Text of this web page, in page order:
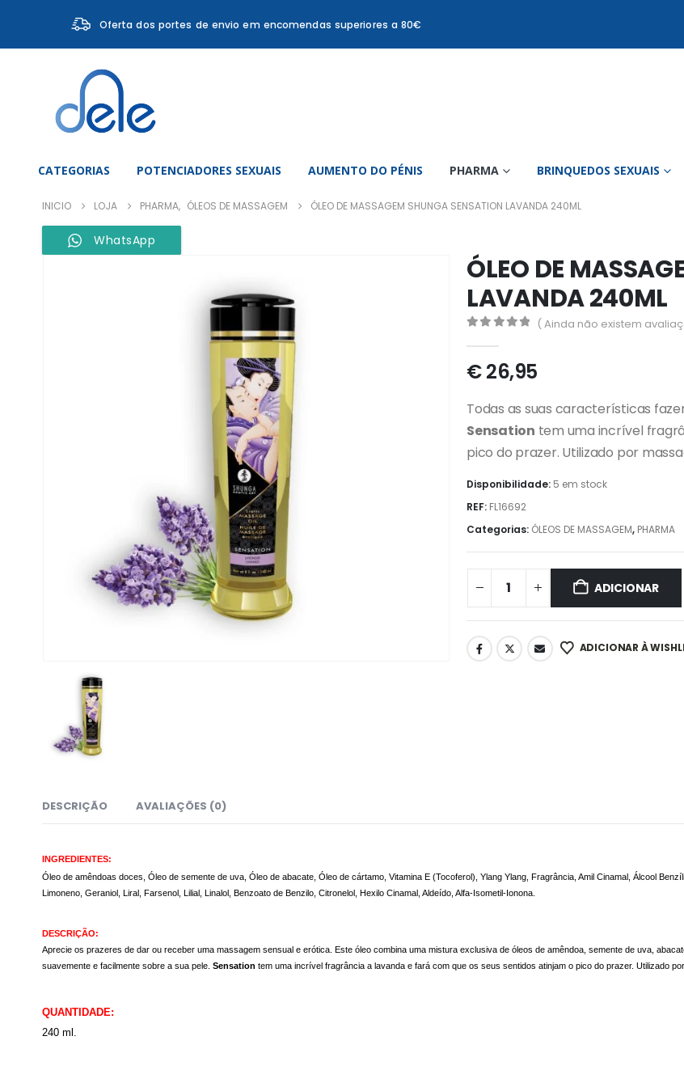
Oferta dos portes de envio em encomendas superiores a 80€
CATEGORIAS POTENCIADORES SEXUAIS AUMENTO DO PÉNIS PHARMA BRINQUEDOS SEXUAIS
INICIO LOJA PHARMA, ÓLEOS DE MASSAGEM ÓLEO DE MASSAGEM SHUNGA SENSATION LAVANDA 240ML
WhatsApp
ÓLEO DE
LAVANDA 240ML
( Ainda não existem
€26,95
Todas as suas características
Sensation tem uma incrível
pico do prazer. Utilizado por
Disponibilidade: 5 em stock
REF: FL16692
Categorias: ÓLEOS DE MASSAGEM, PHARMA
ADICIONAR
ADICIONAR À
DESCRIÇÃO AVALIAÇÕES (0)
INGREDIENTES:
Óleo de amêndoas doces, Óleo de semente de uva, Óleo de abacate, Óleo de cártamo, Vitamina E (Tocoferol), Ylang Ylang, Fragrância, Amil Cinamal, Álcool
Limoneno, Geraniol, Liral, Farsenol, Lilial, Linalol, Benzoato de Benzilo, Citronelol, Hexilo Cinamal, Aldeído, Alfa-Isometil-Ionona.
DESCRIÇÃO:
Aprecie os prazeres de dar ou receber uma massagem sensual e erótica. Este óleo combina uma mistura exclusiva de óleos de amêndoa, semente de uva,
suavemente e facilmente sobre a sua pele. Sensation tem uma incrível fragrância a lavanda e fará com que os seus sentidos atinjam o pico do prazer. Utilizado
QUANTIDADE:
240 ml.